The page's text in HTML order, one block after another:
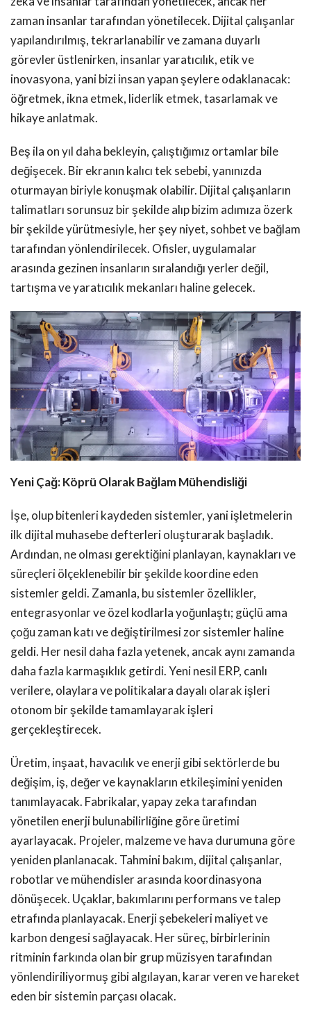
zaman insanlar tarafından yönetilecek. Dijital çalışanlar
yapılandırılmış, tekrarlanabilir ve zamana duyarlı
görevler üstlenirken, insanlar yaratıcılık, etik ve
inovasyona, yani bizi insan yapan şeylere odaklanacak:
öğretmek, ikna etmek, liderlik etmek, tasarlamak ve
hikaye anlatmak.
Beş ila on yıl daha bekleyin, çalıştığımız ortamlar bile
değişecek. Bir ekranın kalıcı tek sebebi, yanınızda
oturmayan biriyle konuşmak olabilir. Dijital çalışanların
talimatları sorunsuz bir şekilde alıp bizim adımıza özerk
bir şekilde yürütmesiyle, her şey niyet, sohbet ve bağlam
tarafından yönlendirilecek. Ofisler, uygulamalar
arasında gezinen insanların sıralandığı yerler değil,
tartışma ve yaratıcılık mekanları haline gelecek.
Yeni Çağ: Köprü Olarak Bağlam Mühendisliği
İşe, olup bitenleri kaydeden sistemler, yani işletmelerin
ilk dijital muhasebe defterleri oluşturarak başladık.
Ardından, ne olması gerektiğini planlayan, kaynakları ve
süreçleri ölçeklenebilir bir şekilde koordine eden
sistemler geldi. Zamanla, bu sistemler özellikler,
entegrasyonlar ve özel kodlarla yoğunlaştı; güçlü ama
çoğu zaman katı ve değiştirilmesi zor sistemler haline
geldi. Her nesil daha fazla yetenek, ancak aynı zamanda
daha fazla karmaşıklık getirdi. Yeni nesil ERP, canlı
verilere, olaylara ve politikalara dayalı olarak işleri
otonom bir şekilde tamamlayarak işleri
gerçekleştirecek.
Üretim, inşaat, havacılık ve enerji gibi sektörlerde bu
değişim, iş, değer ve kaynakların etkileşimini yeniden
tanımlayacak. Fabrikalar, yapay zeka tarafından
yönetilen enerji bulunabilirliğine göre üretimi
ayarlayacak. Projeler, malzeme ve hava durumuna göre
yeniden planlanacak. Tahmini bakım, dijital çalışanlar,
robotlar ve mühendisler arasında koordinasyona
dönüşecek. Uçaklar, bakımlarını performans ve talep
etrafında planlayacak. Enerji şebekeleri maliyet ve
karbon dengesi sağlayacak. Her süreç, birbirlerinin
ritminin farkında olan bir grup müzisyen tarafından
yönlendiriliyormuş gibi algılayan, karar veren ve hareket
eden bir sistemin parçası olacak.